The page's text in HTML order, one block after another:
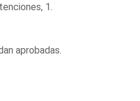
1.
aprobadas.